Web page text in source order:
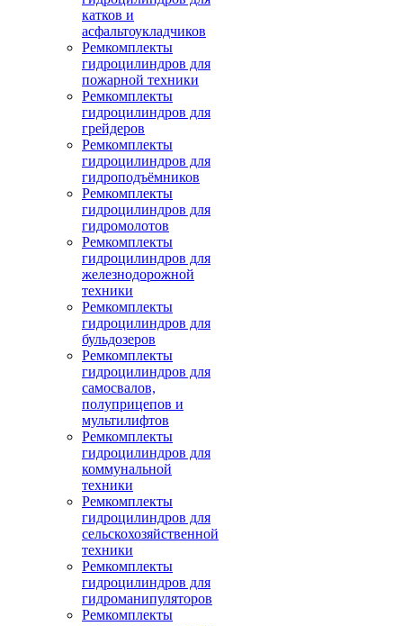
катков и
асфальтоукладчиков
Ремкомплекты
гидроцилиндров для
пожарной техники
Ремкомплекты
гидроцилиндров для
грейдеров
Ремкомплекты
гидроцилиндров для
гидроподъёмников
Ремкомплекты
гидроцилиндров для
гидромолотов
Ремкомплекты
гидроцилиндров для
железнодорожной
техники
Ремкомплекты
гидроцилиндров для
бульдозеров
Ремкомплекты
гидроцилиндров для
самосвалов,
полуприцепов и
мультилифтов
Ремкомплекты
гидроцилиндров для
коммунальной
техники
Ремкомплекты
гидроцилиндров для
сельскохозяйственной
техники
Ремкомплекты
гидроцилиндров для
гидроманипуляторов
Ремкомплекты